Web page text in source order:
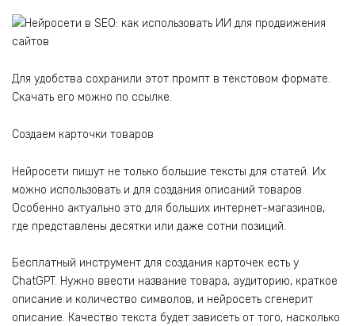
Для удобства сохранили этот промпт в текстовом формате.
Скачать его можно по ссылке.
Создаем карточки товаров
Нейросети пишут не только большие тексты для статей. Их
можно использовать и для создания описаний товаров.
Особенно актуально это для больших интернет-магазинов,
где представлены десятки или даже сотни позиций.
Бесплатный инструмент для создания карточек есть у
ChatGPT. Нужно ввести название товара, аудиторию, краткое
описание и количество символов, и нейросеть сгенерит
описание. Качество текста будет зависеть от того, насколько